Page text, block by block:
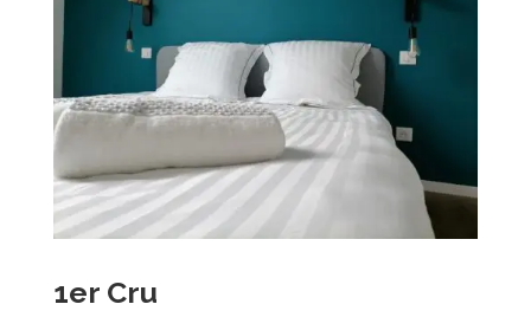
1er Cru